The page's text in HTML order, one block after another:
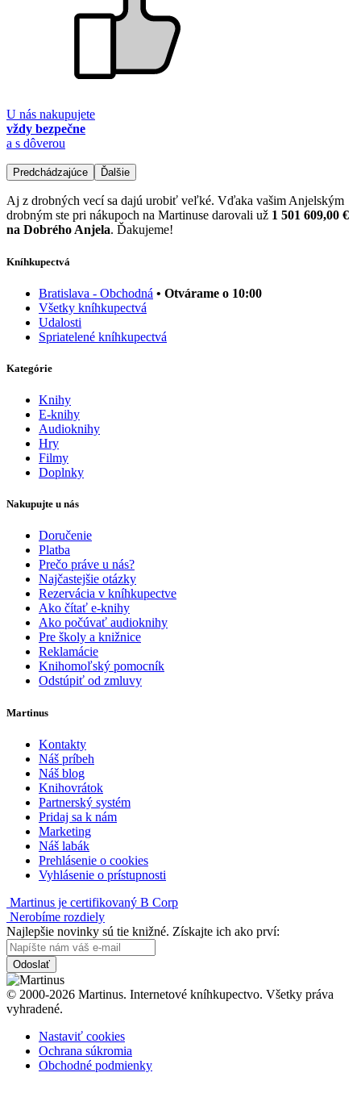
U nás nakupujete
vždy bezpečne
a s dôverou
Predchádzajúce Ďalšie
Aj z drobných vecí sa dajú urobiť veľké. Vďaka vašim Anjelským
drobným ste pri nákupoch na Martinuse darovali už 1 501 609,00 €
na Dobrého Anjela. Ďakujeme!
Kníhkupectvá
Bratislava - Obchodná • Otvárame o 10:00
Všetky kníhkupectvá
Udalosti
Spriatelené kníhkupectvá
Kategórie
Knihy
E-knihy
Audioknihy
Hry
Filmy
Doplnky
Nakupujte u nás
Doručenie
Platba
Prečo práve u nás?
Najčastejšie otázky
Rezervácia v kníhkupectve
Ako čítať e-knihy
Ako počúvať audioknihy
Pre školy a knižnice
Reklamácie
Knihomoľský pomocník
Odstúpiť od zmluvy
Martinus
Kontakty
Náš príbeh
Náš blog
Knihovrátok
Partnerský systém
Pridaj sa k nám
Marketing
Náš labák
Prehlásenie o cookies
Vyhlásenie o prístupnosti
Martinus je certifikovaný B Corp
Nerobíme rozdiely
Najlepšie novinky sú tie knižné. Získajte ich ako prví:
Odoslať
© 2000-2026 Martinus. Internetové kníhkupectvo. Všetky práva
vyhradené.
Nastaviť cookies
Ochrana súkromia
Obchodné podmienky